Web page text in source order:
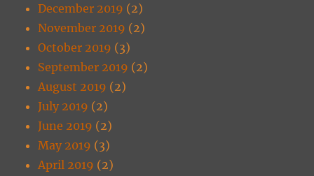
December 2019 (2)
November 2019 (2)
October 2019 (3)
September 2019 (2)
August 2019 (2)
July 2019 (2)
June 2019 (2)
May 2019 (3)
April 2019 (2)